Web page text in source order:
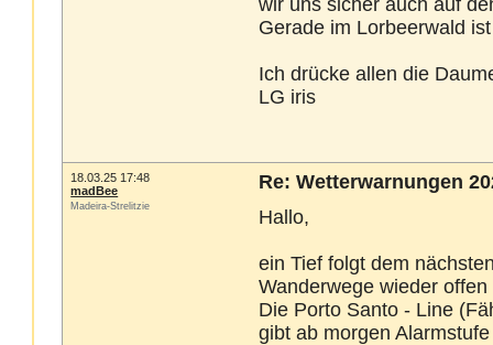
Gerade im Lorbeerwald
Ich drücke allen die
LG iris
18.03.25 17:48
madBee
Madeira-Strelitzie
Re: Wetterwarnungen
Hallo,
ein Tief folgt dem
Wanderwege wieder
Die Porto Santo - Line
gibt ab morgen